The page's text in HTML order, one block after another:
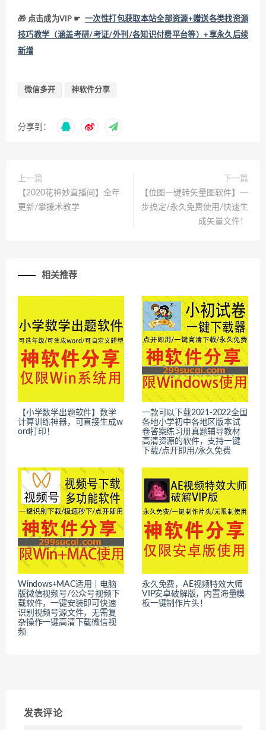
🎁 点击成为VIP ☛ 一次性打包获取本站全部资源+赠送各类找资源
技巧教学（涵盖考研/考证/外刊/各知识付费平台等）+享永久后续
新增
微信多开 神软件分享
分享到：
上一篇
【2020花神妙直播间】全年
更新/攀援术教学
下一篇
【位图一键转矢量图软件】一
步搞定/永久免费使用/快速生
成矢量文件！
相关推荐
【小学数学出题软件】数学
计算训练神器，可直接生成w
ord打印！
一款可以下载2021-2022全国
各地小学初中各地区版本试
卷答案练习册真题辅导教材
高清资源的软件，支持一键
下载/点开即用/永久免费
Windows+MAC适用｜电脑
版微信视频号/公众号视频下
载软件，一键安装即可快速
识别视频号源文件，无需复
杂操作一键高清下载微信视
频
永久免费，AE视频特效大师
VIP安卓破解版，内置海量模
板一键制作片头！
发表评论